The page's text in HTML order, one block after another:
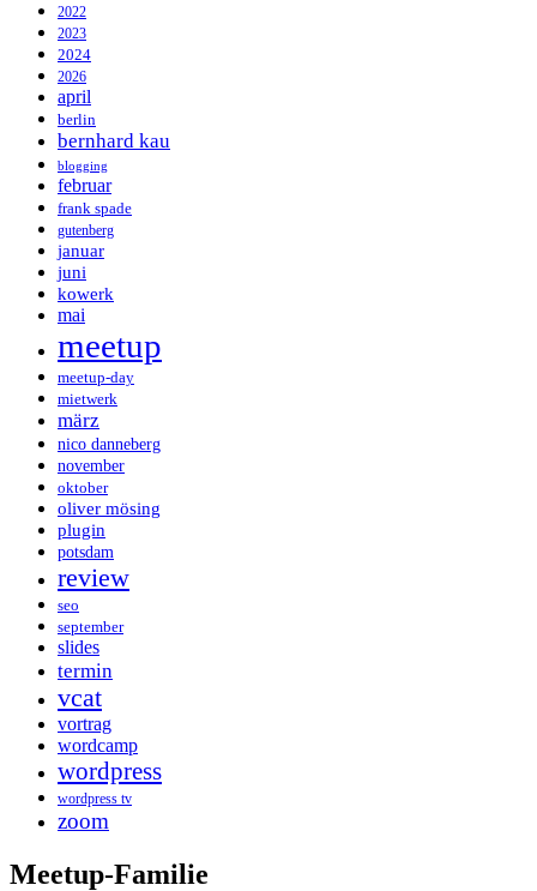
2022
2023
2024
2026
april
berlin
bernhard kau
blogging
februar
frank spade
gutenberg
januar
juni
kowerk
mai
meetup
meetup-day
mietwerk
märz
nico danneberg
november
oktober
oliver mösing
plugin
potsdam
review
seo
september
slides
termin
vcat
vortrag
wordcamp
wordpress
wordpress tv
zoom
Meetup-Familie